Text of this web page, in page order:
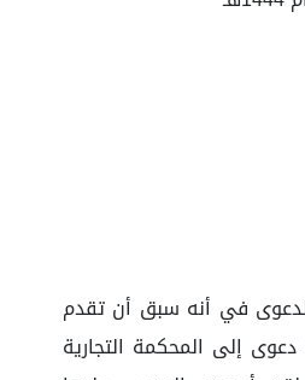
في أنه سبق أن تقدم
إلى المحكمة التجارية